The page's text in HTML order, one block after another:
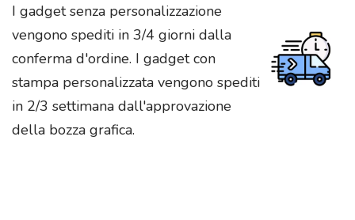
I gadget senza personalizzazione
vengono spediti in 3/4 giorni dalla
conferma d'ordine. I gadget con
stampa personalizzata vengono spediti
in 2/3 settimana dall'approvazione
della bozza grafica.